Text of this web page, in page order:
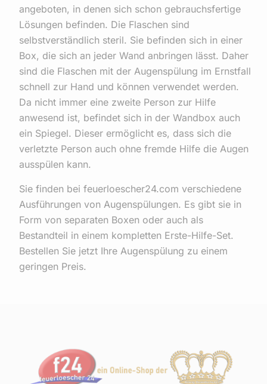
angeboten, in denen sich schon gebrauchsfertige
Lösungen befinden. Die Flaschen sind
selbstverständlich steril. Sie befinden sich in einer
Box, die sich an jeder Wand anbringen lässt. Daher
sind die Flaschen mit der Augenspülung im Ernstfall
schnell zur Hand und können verwendet werden.
Da nicht immer eine zweite Person zur Hilfe
anwesend ist, befindet sich in der Wandbox auch
ein Spiegel. Dieser ermöglicht es, dass sich die
verletzte Person auch ohne fremde Hilfe die Augen
ausspülen kann.
Sie finden bei feuerloescher24.com verschiedene
Ausführungen von Augenspülungen. Es gibt sie in
Form von separaten Boxen oder auch als
Bestandteil in einem kompletten Erste-Hilfe-Set.
Bestellen Sie jetzt Ihre Augenspülung zu einem
geringen Preis.